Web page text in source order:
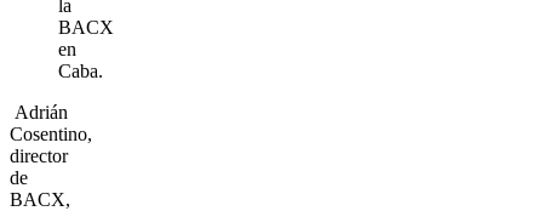
la
BACX
en
Caba.
Adrián
Cosentino,
director
de
BACX,